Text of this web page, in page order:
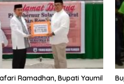
Ramadhan, Bupati Yaumil